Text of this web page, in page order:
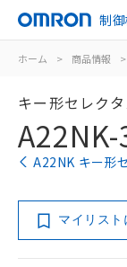
制
ホーム > 商品情報 >
キー形セレク
A22NK キー形
マイリスト